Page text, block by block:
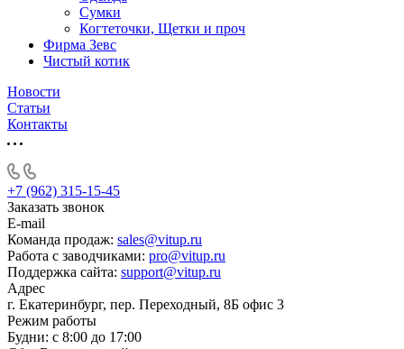
Сумки
Когтеточки, Щетки и проч
Фирма Зевс
Чистый котик
Новости
Статьи
Контакты
+7 (962) 315-15-45
Заказать звонок
E-mail
Команда продаж: sales@vitup.ru
Работа с заводчиками: pro@vitup.ru
Поддержка сайта: support@vitup.ru
Адрес
г. Екатеринбург, пер. Переходный, 8Б офис 3
Режим работы
Будни: с 8:00 до 17:00